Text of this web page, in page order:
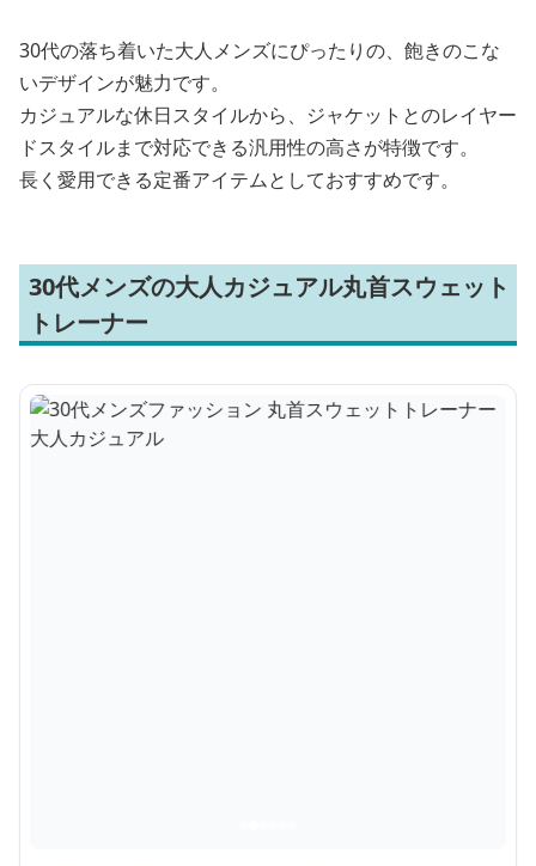
30代の落ち着いた大人メンズにぴったりの、飽きのこな
いデザインが魅力です。
カジュアルな休日スタイルから、ジャケットとのレイヤー
ドスタイルまで対応できる汎用性の高さが特徴です。
長く愛用できる定番アイテムとしておすすめです。
30代メンズの大人カジュアル丸首スウェット
トレーナー